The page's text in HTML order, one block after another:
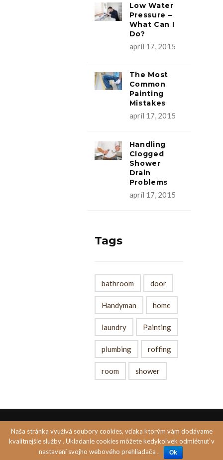
Low Water
Pressure –
What Can I
Do?
apríl 17, 2015
The Most
Common
Painting
Mistakes
apríl 17, 2015
Handling
Clogged
Shower
Drain
Problems
apríl 17, 2015
Tags
bathroom door
Handyman home
laundry Painting
plumbing roffing
room shower
Created by PASTELS MEDIA s.r.o
Naša stránka využívá soubory cookies, vďaka ktorým vám dodávame
kvalitnejšie služby . Ukladanie cookies môžete kedykoľvek odmiétnuť v
nastavení svojho webového prehliadača .
Ok